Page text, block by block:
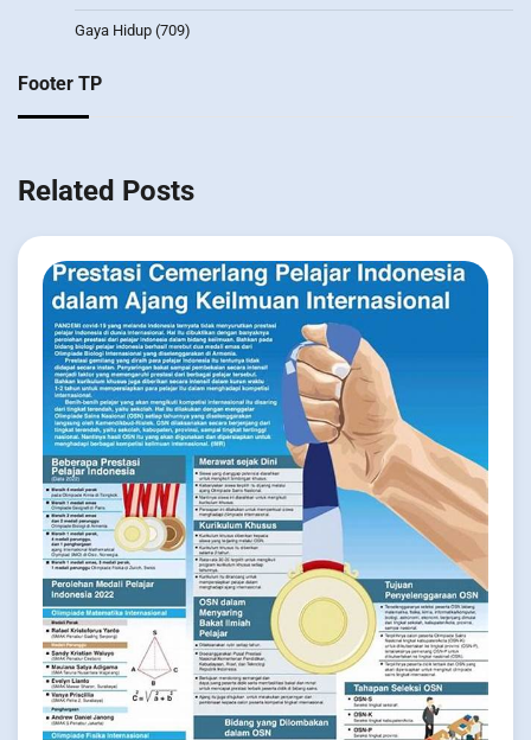
Gaya Hidup (709)
Footer TP
Related Posts